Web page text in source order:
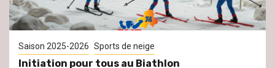
Saison 2025-2026 Sports de neige
Initiation pour tous au Biathlon